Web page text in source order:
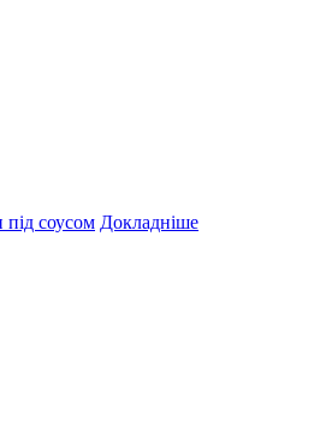
під соусом Докладніше